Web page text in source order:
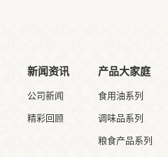
新闻资讯
公司新闻
精彩回顾
产品大家庭
食用油系列
调味品系列
粮食产品系列